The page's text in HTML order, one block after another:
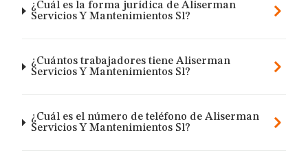
¿Cuál es la forma jurídica de Aliserman
Servicios Y Mantenimientos Sl?
¿Cuántos trabajadores tiene Aliserman
Servicios Y Mantenimientos Sl?
¿Cuál es el número de teléfono de Aliserman
Servicios Y Mantenimientos Sl?